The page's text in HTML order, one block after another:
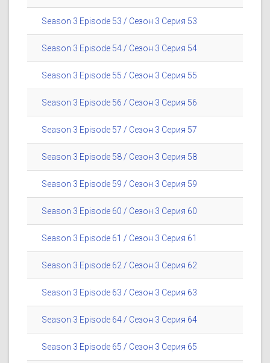
Season 3 Episode 53 / Сезон 3 Серия 53
Season 3 Episode 54 / Сезон 3 Серия 54
Season 3 Episode 55 / Сезон 3 Серия 55
Season 3 Episode 56 / Сезон 3 Серия 56
Season 3 Episode 57 / Сезон 3 Серия 57
Season 3 Episode 58 / Сезон 3 Серия 58
Season 3 Episode 59 / Сезон 3 Серия 59
Season 3 Episode 60 / Сезон 3 Серия 60
Season 3 Episode 61 / Сезон 3 Серия 61
Season 3 Episode 62 / Сезон 3 Серия 62
Season 3 Episode 63 / Сезон 3 Серия 63
Season 3 Episode 64 / Сезон 3 Серия 64
Season 3 Episode 65 / Сезон 3 Серия 65